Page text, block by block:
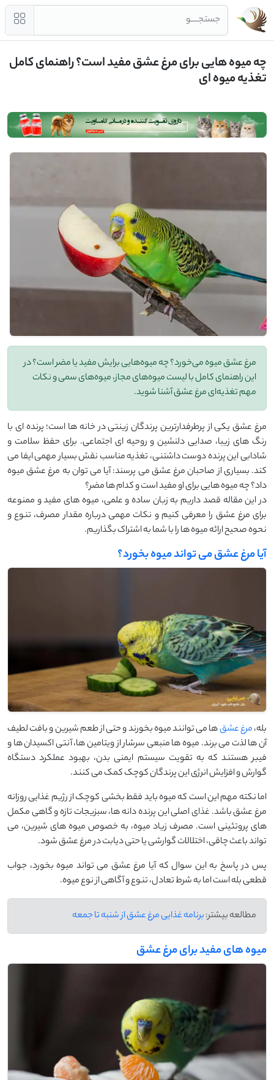
جستجــــو
چه میوه‌ هایی برای مرغ عشق مفید است؟ راهنمای کامل
تغذیه میوه‌ ای
مرغ عشق میوه می‌خورد؟ چه میوه‌هایی برایش مفید یا مضر است؟ در
این راهنمای کامل با لیست میوه‌های مجاز، میوه‌های سمی و نکات
مهم تغذیه‌ای مرغ عشق آشنا شوید.
مرغ عشق یکی از پرطرفدارترین پرندگان زینتی در خانه ‌ها است؛ پرنده ‌ای با
رنگ ‌های زیبا، صدایی دلنشین و روحیه‌ ای اجتماعی. برای حفظ سلامت و
شادابی این پرنده دوست ‌داشتنی، تغذیه مناسب نقش بسیار مهمی ایفا می
‌کند. بسیاری از صاحبان مرغ عشق می ‌پرسند: آیا می ‌توان به مرغ عشق میوه
داد؟ چه میوه‌ هایی برای او مفید است و کدام ‌ها مضر؟
در این مقاله قصد داریم به زبان ساده و علمی، میوه ‌های مفید و ممنوعه
برای مرغ عشق را معرفی کنیم و نکات مهمی درباره‌ مقدار مصرف، تنوع و
نحوه‌ صحیح ارائه‌ میوه‌ ها را با شما به اشتراک بگذاریم.
آیا مرغ عشق می ‌تواند میوه بخورد؟
بله،مرغ عشق‌ها می‌ توانند میوه بخورند و حتی از طعم شیرین و بافت لطیف
آن ‌ها لذت می ‌برند. میوه ‌ها منبعی سرشار از ویتامین ‌ها، آنتی ‌اکسیدان ‌ها و
فیبر هستند که به تقویت سیستم ایمنی بدن، بهبود عملکرد دستگاه
گوارش و افزایش انرژی این پرندگان کوچک کمک می‌ کنند.
اما نکته مهم این است که میوه باید فقط بخشی کوچک از رژیم غذایی روزانه
مرغ عشق باشد. غذای اصلی این پرنده دانه ‌ها، سبزیجات تازه و گاهی مکمل‌
های پروتئینی است. مصرف زیاد میوه، به ‌خصوص میوه ‌های شیرین، می
‌تواند باعث چاقی، اختلالات گوارشی یا حتی دیابت در مرغ عشق شود.
پس در پاسخ به این سوال که آیا مرغ عشق می ‌تواند میوه بخورد، جواب
قطعی بله است اما به شرط تعادل، تنوع و آگاهی از نوع میوه.
مطالعه بیشتر:برنامه غذایی مرغ عشق از شنبه تا جمعه
میوه‌ های مفید برای مرغ عشق